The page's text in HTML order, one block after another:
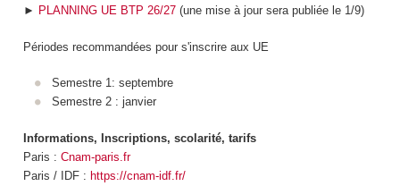
► PLANNING UE BTP 26/27(une mise à jour sera publiée le 1/9)
Périodes recommandées pour s'inscrire aux UE
Semestre 1: septembre
Semestre 2 : janvier
Informations, Inscriptions, scolarité, tarifs
Paris : Cnam-paris.fr
Paris / IDF : https://cnam-idf.fr/